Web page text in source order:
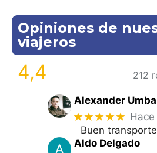
Opiniones de
viajeros
4,4 212
Alexander
★★★★★
Buen
Aldo Delgado